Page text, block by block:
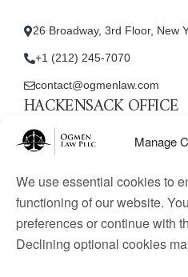
Manage
We use essential cookies to
functioning of our website.
preferences or continue with
Declining optional cookies
26 Broadway, 3rd Floor, New
+1 (212) 245-7070
contact@ogmenlaw.com
HACKENSACK OFFICE
New Jersey Office
contact@ogmenlaw.com